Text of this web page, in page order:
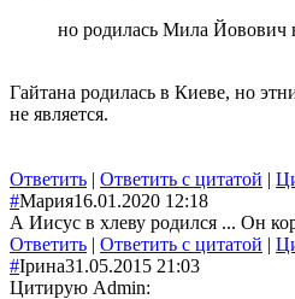
но родилась Мила Йовович
Гайтана родилась в Киеве, но
не является.
Ответить | Ответить с цитатой |
#Мария16.01.2020 12:18
А Иисус в хлеву родился ... Он
Ответить | Ответить с цитатой |
#Ірина31.05.2015 21:03
Цитирую Admin: